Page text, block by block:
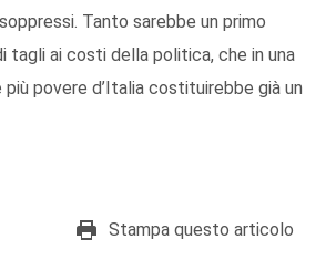
Tanto sarebbe un primo
tagli ai costi della politica, che in una
più povere d’Italia costituirebbe già un
Stampa questo articolo